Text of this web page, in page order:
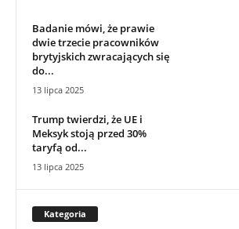
Badanie mówi, że prawie
dwie trzecie pracowników
brytyjskich zwracających się
do...
13 lipca 2025
Trump twierdzi, że UE i
Meksyk stoją przed 30%
taryfą od...
13 lipca 2025
Kategoria